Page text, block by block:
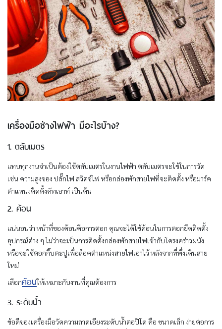
เครื่องมือช่างไฟฟ้า มีอะไรบ้าง?
1. ตลับเมตร
แทบทุกงานจำเป็นต้องใช้ตลับเมตรในงานไฟฟ้า ตลับเมตรจะใช้ในการวัด
เช่น ความสูงของ ปลั๊กไฟ สวิตช์ไฟ หรือกล่องพักสายไฟที่จะติดตั้ง หรือมาร์ค
ตำแหน่งติดตั้งคัทเอาท์ เป็นต้น
2. ค้อน
แน่นอนว่า หน้าที่ของค้อนคือการตอก คุณจะได้ใช้ค้อนในการตอกยึดติดตั้ง
อุปกรณ์ต่าง ๆ ไม่ว่าจะเป็นการติดตั้งกล่องพักสายไฟเข้ากับโครงคร่าวผนัง
หรือจะใช้ตอกกิ๊บตะปูเพื่อล็อคตำแหน่งสายไฟเอาไว้ หลังจากที่พึ่งเดินสาย
ใหม่
เลือกค้อนให้เหมาะกับงานที่คุณต้องการ
3. ระดับน้ำ
ข้อดีของเครื่องมือวัดความลาดเอียงระดับน้ำตอปิโด คือ ขนาดเล็ก ง่ายต่อการ